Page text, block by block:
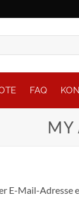
FAQ
MY
E-Mail-